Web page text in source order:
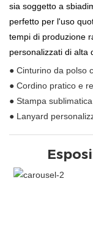
sia soggetto a
perfetto per l'uso
tempi di produzione
personalizzati di alta
● Cinturino da polso
● Cordino pratico e
● Stampa
● Lanyard